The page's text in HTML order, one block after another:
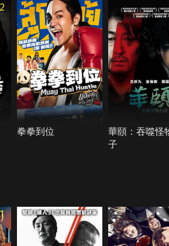
拳拳到位
華頤：吞噬怪
子